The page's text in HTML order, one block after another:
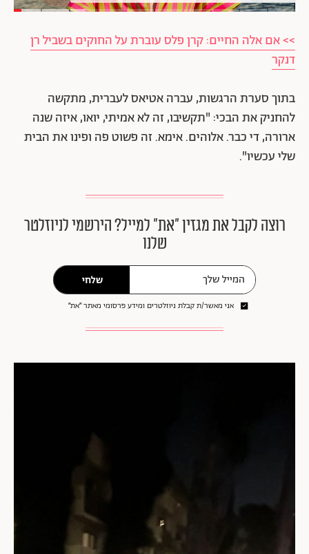
>> אם אלה החיים: קרן פלס עוברת על החוקים בשביל רן
דנקר
בתוך סערת הרגשות, עברה אטיאס לעברית, מתקשה
להחניק את הבכי: "תקשיבו, זה לא אמיתי, יואו, איזה שנה
ארורה, די כבר. אלוהים. אימא. זה פשוט פה ופינו את הבית
שלי עכשיו".
רוצה לקבל את מגזין ״את״ למייל? הירשמי לניוזלטר
שלנו
שלחי
אני מאשר/ת קבלת ניוזלטרים ומידע פרסומי מאתר ״את״